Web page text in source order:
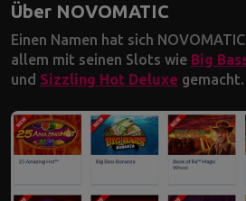
Über NOVOMATIC
Einen Namen hat sich
allem mit seinen Slots wie Big
und Sizzling Hot Deluxe gemacht.